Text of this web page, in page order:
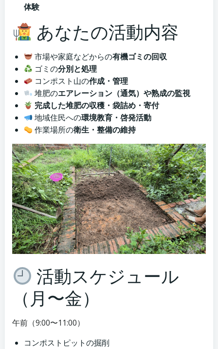
体験
あなたの活動内容
市場や家庭などからの有機ゴミの回収
ゴミの分別と処理
コンポスト山の作成・管理
堆肥のエアレーション（通気）や熟成の監視
完成した堆肥の収穫・袋詰め・寄付
地域住民への環境教育・啓発活動
作業場所の衛生・整備の維持
活動スケジュール
（月〜金）
午前（9:00〜11:00）
コンポストピットの掘削